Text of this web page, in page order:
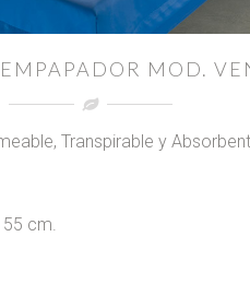
MOD.
Transpirable y
55 cm.